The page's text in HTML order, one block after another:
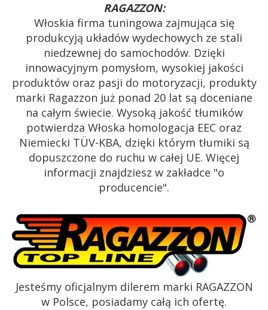
RAGAZZON:
Włoskia firma tuningowa zajmująca się
produkcyją układów wydechowych ze stali
niedzewnej do samochodów. Dzięki
innowacyjnym pomysłom, wysokiej jakości
produktów oraz pasji do motoryzacji, produkty
marki Ragazzon już ponad 20 lat są doceniane
na całym świecie. Wysoką jakość tłumików
potwierdza Włoska homologacja EEC oraz
Niemiecki TÜV-KBA, dzięki którym tłumiki są
dopuszczone do ruchu w całej UE. Więcej
informacji znajdziesz w zakładce "o
producencie".
Jesteśmy oficjalnym dilerem marki RAGAZZON
w Polsce, posiadamy całą ich ofertę.